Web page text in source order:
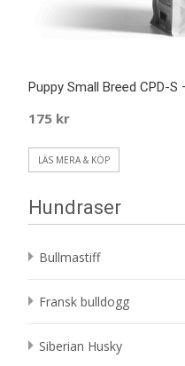
Puppy Small Breed CPD-
175 kr
LÄS MERA & KÖP
Hundraser
Bullmastiff
Fransk bulldogg
Siberian Husky